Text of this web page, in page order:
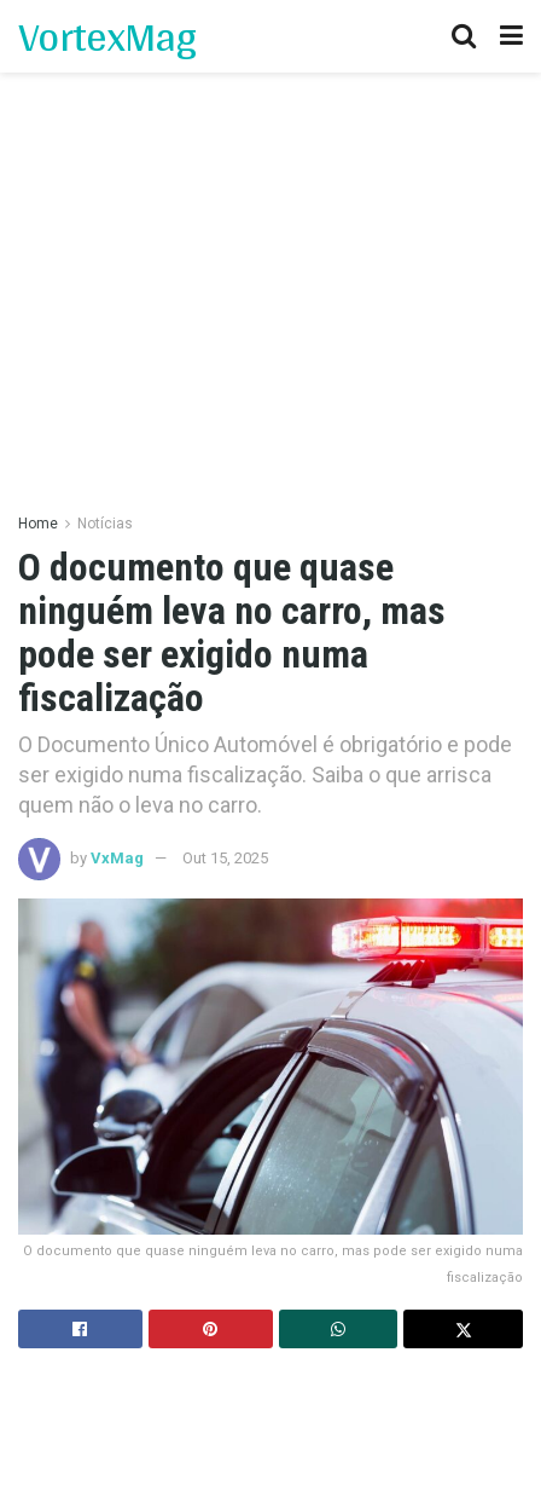
VortexMag
Home Notícias
O documento que quase
ninguém leva no carro, mas
pode ser exigido numa
fiscalização
O Documento Único Automóvel é obrigatório e pode
ser exigido numa fiscalização. Saiba o que arrisca
quem não o leva no carro.
by VxMag Out 15, 2025
O documento que quase ninguém leva no carro, mas pode ser exigido numa
fiscalização